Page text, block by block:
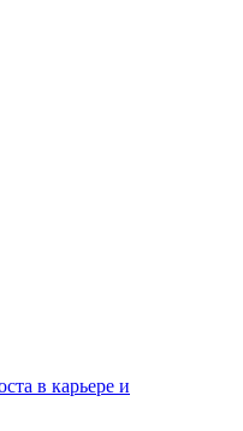
в карьере и